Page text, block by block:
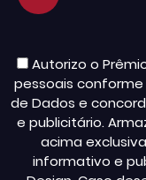
Autorizo o
pessoais
de Dados e
e publicitário.
acima
informativo e